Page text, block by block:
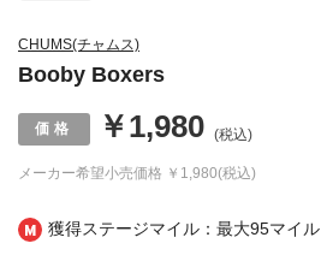
獲得ステージマイル：最大95マイル
CHUMS(チャムス)
Booby Boxers
メーカー希望小売価格 ￥1,980(税込)
￥1,980 (税込)